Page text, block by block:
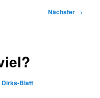
Nächster →
Dirks-Blatt